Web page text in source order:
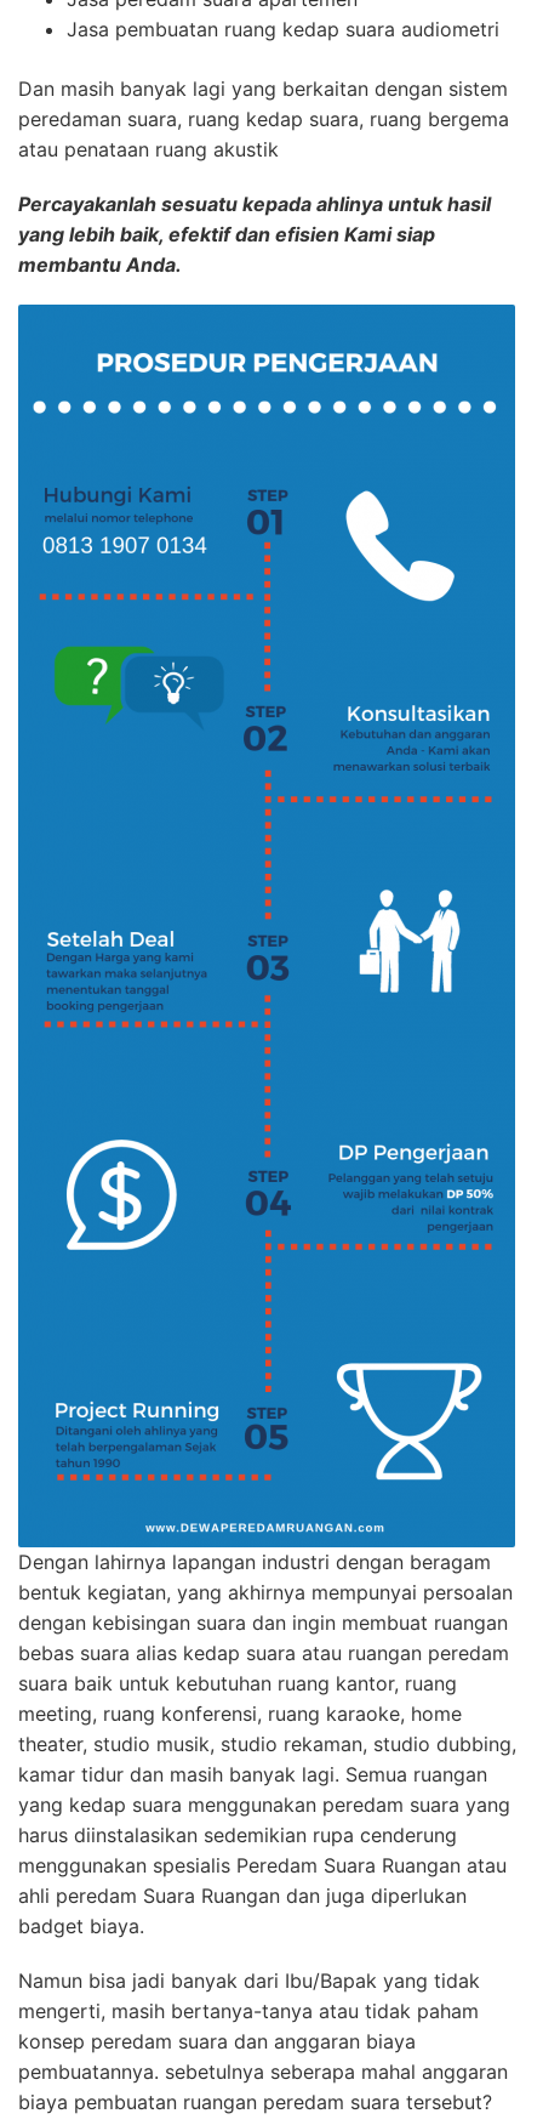
Jasa pembuatan ruang kedap suara audiometri
Dan masih banyak lagi yang berkaitan dengan sistem
peredaman suara, ruang kedap suara, ruang bergema
atau penataan ruang akustik
Percayakanlah sesuatu kepada ahlinya untuk hasil
yang lebih baik, efektif dan efisien Kami siap
membantu Anda.
Dengan lahirnya lapangan industri dengan beragam
bentuk kegiatan, yang akhirnya mempunyai persoalan
dengan kebisingan suara dan ingin membuat ruangan
bebas suara alias kedap suara atau ruangan peredam
suara baik untuk kebutuhan ruang kantor, ruang
meeting, ruang konferensi, ruang karaoke, home
theater, studio musik, studio rekaman, studio dubbing,
kamar tidur dan masih banyak lagi. Semua ruangan
yang kedap suara menggunakan peredam suara yang
harus diinstalasikan sedemikian rupa cenderung
menggunakan spesialis Peredam Suara Ruangan atau
ahli peredam Suara Ruangan dan juga diperlukan
badget biaya.
Namun bisa jadi banyak dari Ibu/Bapak yang tidak
mengerti, masih bertanya-tanya atau tidak paham
konsep peredam suara dan anggaran biaya
pembuatannya. sebetulnya seberapa mahal anggaran
biaya pembuatan ruangan peredam suara tersebut?